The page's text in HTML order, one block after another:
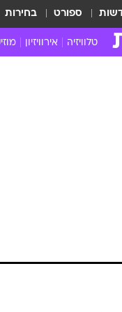
ספורט בחירות
טלוויזיה אירוויזיון